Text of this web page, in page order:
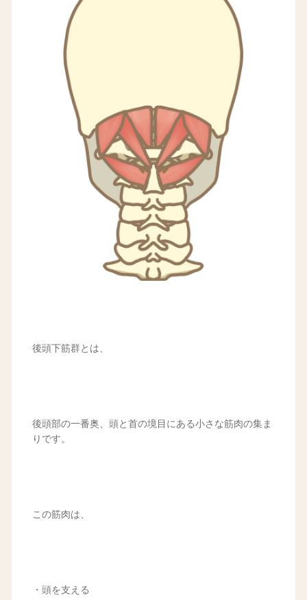
後頭下筋群とは、
後頭部の一番奥、頭と首の境目にある小さな筋肉の集ま
りです。
この筋肉は、
・頭を支える